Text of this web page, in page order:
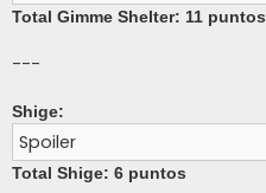
Total Gimme Shelter: 11 puntos
---
Shige:
Spoiler
Total Shige: 6 puntos